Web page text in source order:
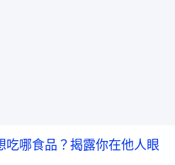
吃哪食品？揭露你在他人眼